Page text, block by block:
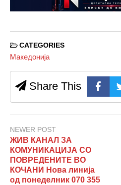
CATEGORIES
Македонија
Share This
NEWER POST
ЖИВ КАНАЛ ЗА
КОМУНИКАЦИЈА СО
ПОВРЕДЕНИТЕ ВО
КОЧАНИ Нова линија
од понеделник 070 355